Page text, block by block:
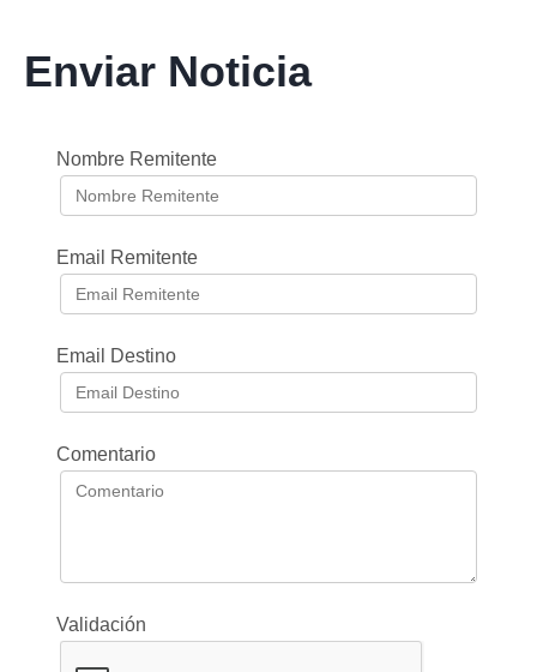
Enviar Noticia
Nombre Remitente
Email Remitente
Email Destino
Comentario
Validación